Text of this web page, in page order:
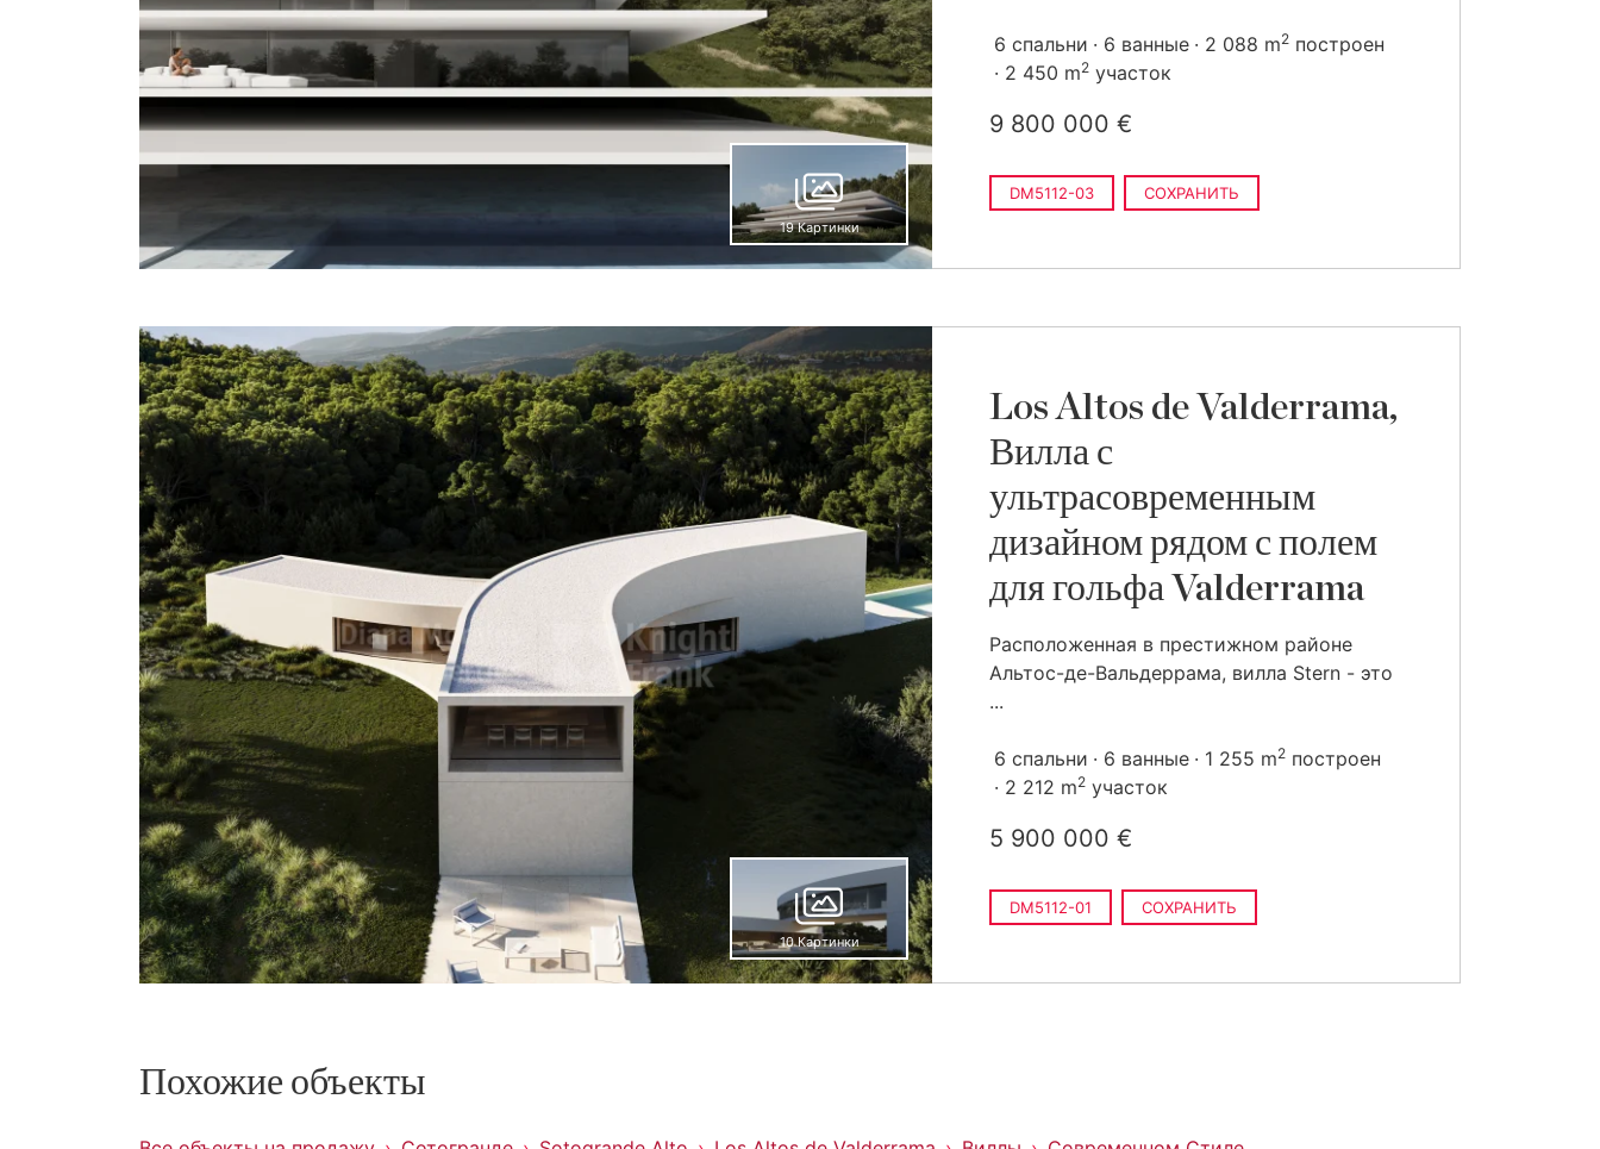
19 Картинки
6 спальни 6 ванные 2 088 m2 построен
2 450 m2 участок
9 800 000 €
DM5112-03 СОХРАНИТЬ
10 Картинки
Los Altos de Valderrama,
Вилла с
ультрасовременным
дизайном рядом с полем
для гольфа Valderrama
Расположенная в престижном районе
Альтос-де-Вальдеррама, вилла Stern - это
...
6 спальни 6 ванные 1 255 m2 построен
2 212 m2 участок
5 900 000 €
DM5112-01 СОХРАНИТЬ
Похожие объекты